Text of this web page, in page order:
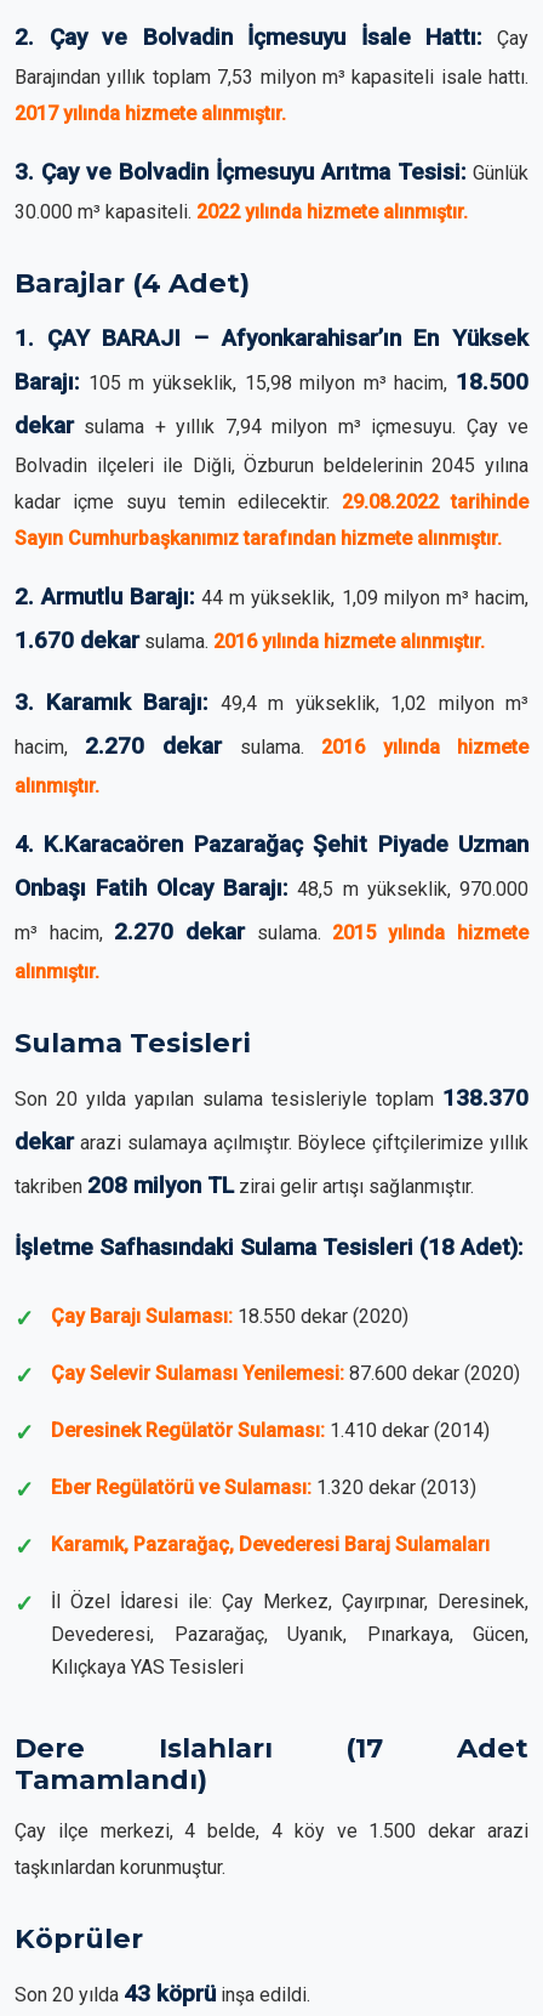
2. Çay ve Bolvadin İçmesuyu İsale Hattı: Çay
Barajından yıllık toplam 7,53 milyon m³ kapasiteli isale hattı.
2017 yılında hizmete alınmıştır.
3. Çay ve Bolvadin İçmesuyu Arıtma Tesisi: Günlük
30.000 m³ kapasiteli. 2022 yılında hizmete alınmıştır.
Barajlar (4 Adet)
1. ÇAY BARAJI – Afyonkarahisar’ın En Yüksek
Barajı: 105 m yükseklik, 15,98 milyon m³ hacim, 18.500
dekarsulama + yıllık 7,94 milyon m³ içmesuyu. Çay ve
Bolvadin ilçeleri ile Diğli, Özburun beldelerinin 2045 yılına
kadar içme suyu temin edilecektir. 29.08.2022 tarihinde
Sayın Cumhurbaşkanımız tarafından hizmete alınmıştır.
2. Armutlu Barajı: 44 m yükseklik, 1,09 milyon m³ hacim,
1.670 dekarsulama. 2016 yılında hizmete alınmıştır.
3. Karamık Barajı: 49,4 m yükseklik, 1,02 milyon m³
hacim, 2.270 dekarsulama. 2016 yılında hizmete
alınmıştır.
4. K.Karacaören Pazarağaç Şehit Piyade Uzman
Onbaşı Fatih Olcay Barajı: 48,5 m yükseklik, 970.000
m³ hacim, 2.270 dekarsulama. 2015 yılında hizmete
alınmıştır.
Sulama Tesisleri
Son 20 yılda yapılan sulama tesisleriyle toplam 138.370
dekararazi sulamaya açılmıştır. Böylece çiftçilerimize yıllık
takriben 208 milyon TLzirai gelir artışı sağlanmıştır.
İşletme Safhasındaki Sulama Tesisleri (18 Adet):
Çay Barajı Sulaması: 18.550 dekar (2020)
Çay Selevir Sulaması Yenilemesi: 87.600 dekar (2020)
Deresinek Regülatör Sulaması: 1.410 dekar (2014)
Eber Regülatörü ve Sulaması: 1.320 dekar (2013)
Karamık, Pazarağaç, Devederesi Baraj Sulamaları
İl Özel İdaresi ile: Çay Merkez, Çayırpınar, Deresinek,
Devederesi, Pazarağaç, Uyanık, Pınarkaya, Gücen,
Kılıçkaya YAS Tesisleri
Dere Islahları (17 Adet
Tamamlandı)
Çay ilçe merkezi, 4 belde, 4 köy ve 1.500 dekar arazi
taşkınlardan korunmuştur.
Köprüler
Son 20 yılda 43 köprü inşa edildi.